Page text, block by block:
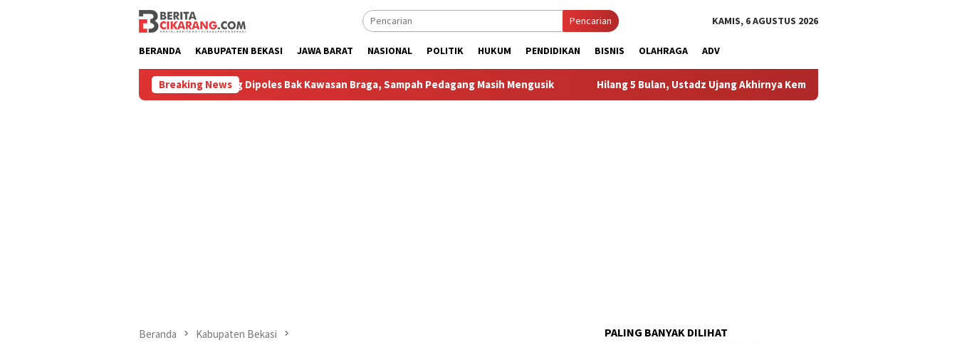
Pencarian KAMIS, 6 AGUSTUS 2026
BERANDA KABUPATEN BEKASI JAWA BARAT NASIONAL POLITIK HUKUM PENDIDIKAN BISNIS OLAHRAGA ADV
Breaking News
Pasar Baru Cikarang Dipoles Bak Kawasan Braga, Sampah Pedagang Masih Mengusik Hilang 5 Bulan, Ustadz Ujang Akhirnya Kembali Melihat Motor Kesayangannya
Beranda Kabupaten Bekasi PALING BANYAK DILIHAT